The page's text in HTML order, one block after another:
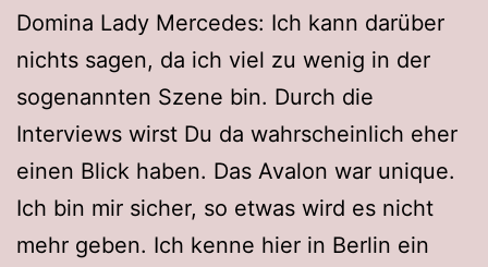
Domina Lady Mercedes: Ich kann darüber
nichts sagen, da ich viel zu wenig in der
sogenannten Szene bin. Durch die
Interviews wirst Du da wahrscheinlich eher
einen Blick haben. Das Avalon war unique.
Ich bin mir sicher, so etwas wird es nicht
mehr geben. Ich kenne hier in Berlin ein